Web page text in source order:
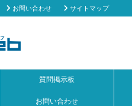
お問い合わせ サイトマップ
質問掲示板
お問い合わせ